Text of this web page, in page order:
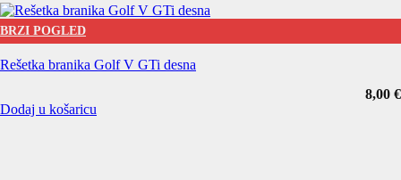
BRZI POGLED
Rešetka branika Golf V GTi desna
8,00 €
Dodaj u košaricu